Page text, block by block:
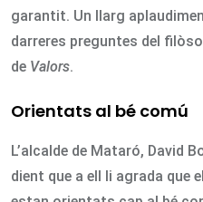
garantit. Un llarg
darreres preguntes del
de Valors.
Orientats al bé comú
L’alcalde de Mataró, David
dient que a ell li agrada que